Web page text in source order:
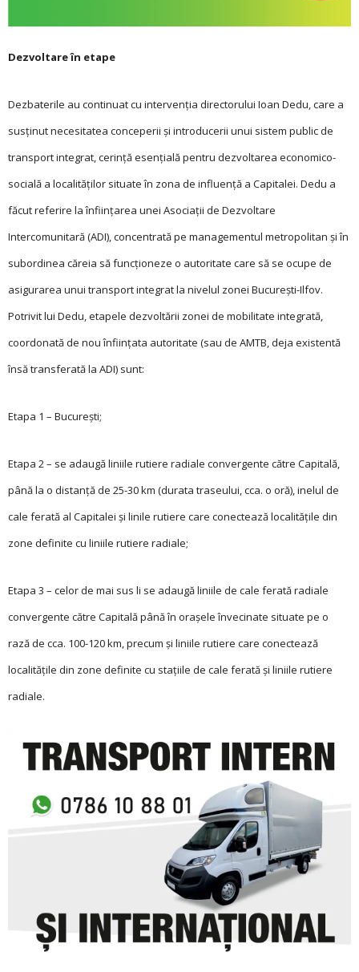
Dezvoltare în etape
Dezbaterile au continuat cu intervenția directorului Ioan Dedu, care a
susținut necesitatea conceperii și introducerii unui sistem public de
transport integrat, cerință esențială pentru dezvoltarea economico-
socială a localităților situate în zona de influență a Capitalei. Dedu a
făcut referire la înfiinţarea unei Asociaţii de Dezvoltare
Intercomunitară (ADI), concentrată pe managementul metropolitan și în
subordinea căreia să funcționeze o autoritate care să se ocupe de
asigurarea unui transport integrat la nivelul zonei București-Ilfov.
Potrivit lui Dedu, etapele dezvoltării zonei de mobilitate integrată,
coordonată de nou înființata autoritate (sau de AMTB, deja existentă
însă transferată la ADI) sunt:
Etapa 1 – București;
Etapa 2 – se adaugă liniile rutiere radiale convergente către Capitală,
până la o distanță de 25-30 km (durata traseului, cca. o oră), inelul de
cale ferată al Capitalei și linile rutiere care conectează localitățile din
zone definite cu liniile rutiere radiale;
Etapa 3 – celor de mai sus li se adaugă liniile de cale ferată radiale
convergente către Capitală până în orașele învecinate situate pe o
rază de cca. 100-120 km, precum și liniile rutiere care conectează
localitățile din zone definite cu stațiile de cale ferată și liniile rutiere
radiale.